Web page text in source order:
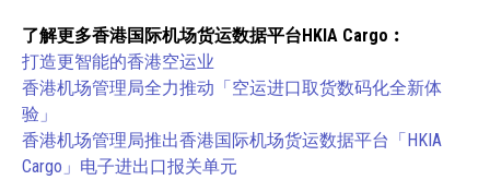
了解更多香港国际机场货运数据平台HKIA Cargo︰
打造更智能的香港空运业
香港机场管理局全力推动「空运进口取货数码化全新体
验」
香港机场管理局推出香港国际机场货运数据平台「HKIA
Cargo」电子进出口报关单元